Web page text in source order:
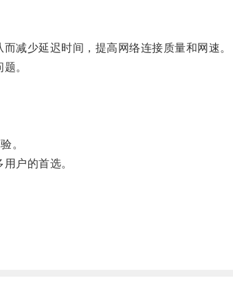
减少延迟时间，提高网络连接质量和网速。
。
。
户的首选。